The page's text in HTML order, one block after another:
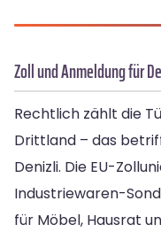
Zoll und Anmeldung für
Rechtlich zählt die
Drittland – das
Denizli. Die EU-
Industriewaren-
für Möbel, Hausrat